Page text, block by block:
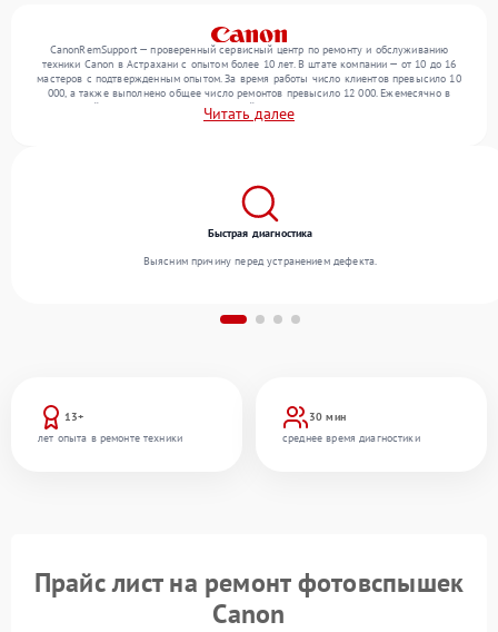
CanonRemSupport — проверенный сервисный центр по ремонту и обслуживанию
техники Canon в Астрахани с опытом более 10 лет. В штате компании — от 10 до 16
мастеров с подтвержденным опытом. За время работы число клиентов превысило 10
000, а также выполнено общее число ремонтов превысило 12 000. Ежемесячно в
сервисный центр поступает от 300 устройств, включая , , . Мы устраняем поломки
любой сложности и обеспечиваем надежный результат благодаря опыту команды.
Читать далее
13+
лет опыта в ремонте техники
30 мин
среднее время диагностики
Быстрая диагностика
Выясним причину перед устранением дефекта.
Прайс лист на ремонт фотовспышек
Canon